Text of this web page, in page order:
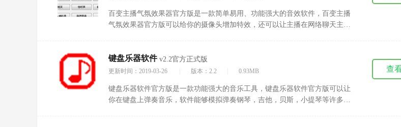
百变主播气氛效果器官方版是一款简单易用、功能强大的音效软件，百变主播
气氛效果器官方版可以给你的摄像头增加特效，还可以让主播在网络聊天主持
键盘乐器软件 v2.2官方正式版
更新时间：2019-03-26 版本：2.2 0.93MB
键盘乐器软件官方版是一款功能强大的音乐工具，键盘乐器软件官方版可以让
你在键盘上弹奏音乐，软件能够模拟弹奏钢琴，吉他，贝斯，小提琴等许多的
查